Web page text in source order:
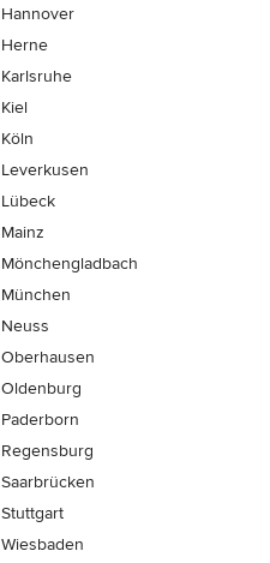
Hannover
Herne
Karlsruhe
Kiel
Köln
Leverkusen
Lübeck
Mainz
Mönchen­gladbach
München
Neuss
Oberhausen
Oldenburg
Paderborn
Regensburg
Saarbrücken
Stuttgart
Wiesbaden